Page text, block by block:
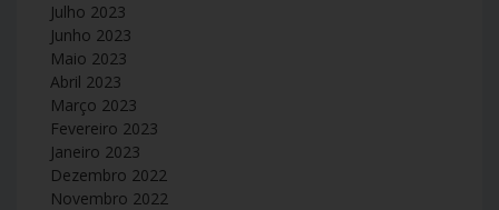
Julho 2023
Junho 2023
Maio 2023
Abril 2023
Março 2023
Fevereiro 2023
Janeiro 2023
Dezembro 2022
Novembro 2022